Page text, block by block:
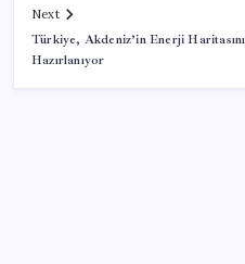
Next
Türkiye, Akdeniz’in Enerji
Hazırlanıyor